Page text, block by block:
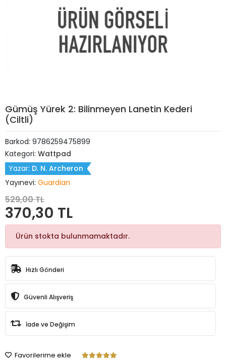
Gümüş Yürek 2: Bilinmeyen Lanetin Kederi
(Ciltli)
Barkod: 9786259475899
Kategori: Wattpad
Yazar: D. N. Archeron
Yayınevi: Guardian
529,00 TL
370,30 TL
Ürün stokta bulunmamaktadır.
Hızlı Gönderi
Güvenli Alışveriş
İade ve Değişim
Favorilerime ekle